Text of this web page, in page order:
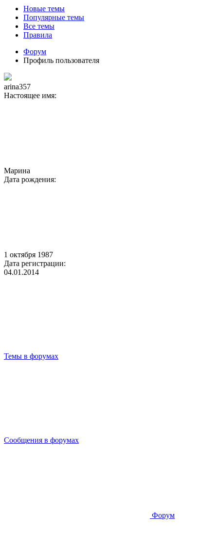
Новые темы
Популярные темы
Все темы
Правила
Форум
Профиль пользователя
arina357
Настоящее имя:
Марина
Дата рождения:
1 октября 1987
Дата регистрации:
04.01.2014
Темы в форумах
Сообщения в форумах
Форум